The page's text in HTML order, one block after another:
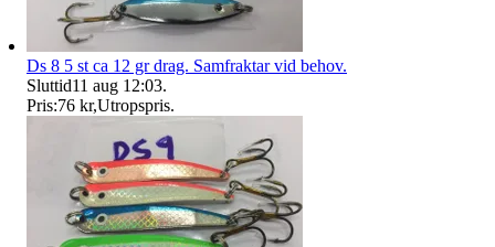
Ds 8 5 st ca 12 gr drag. Samfraktar vid behov.
Sluttid11 aug 12:03.
Pris:76 kr,Utropspris.